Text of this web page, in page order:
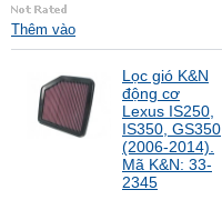
Thêm vào
Lọc gió K&N
động cơ
Lexus IS250,
IS350, GS350
(2006-2014).
Mã K&N: 33-
2345